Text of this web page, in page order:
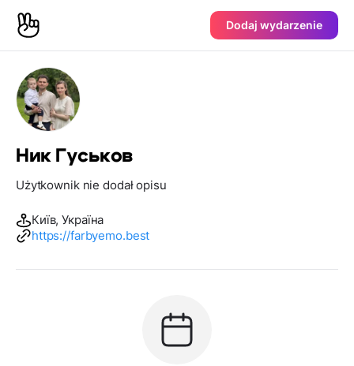
Dodaj wydarzenie
Ник Гуськов
Użytkownik nie dodał opisu
Київ, Україна
https://farbyemo.best